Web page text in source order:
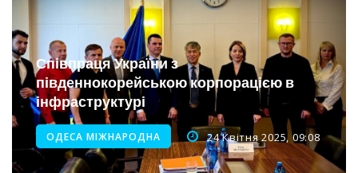
Нічна атака на Одесу: наслідки обстрілу
Енергетична підтримка для Одеси
Водопостачання в Одесі: нові локації для підвезення води
Співпраця України з
південнокорейською корпорацією в
інфраструктурі
ОДЕСА МІЖНАРОДНА 24 Квітня 2025, 09:08